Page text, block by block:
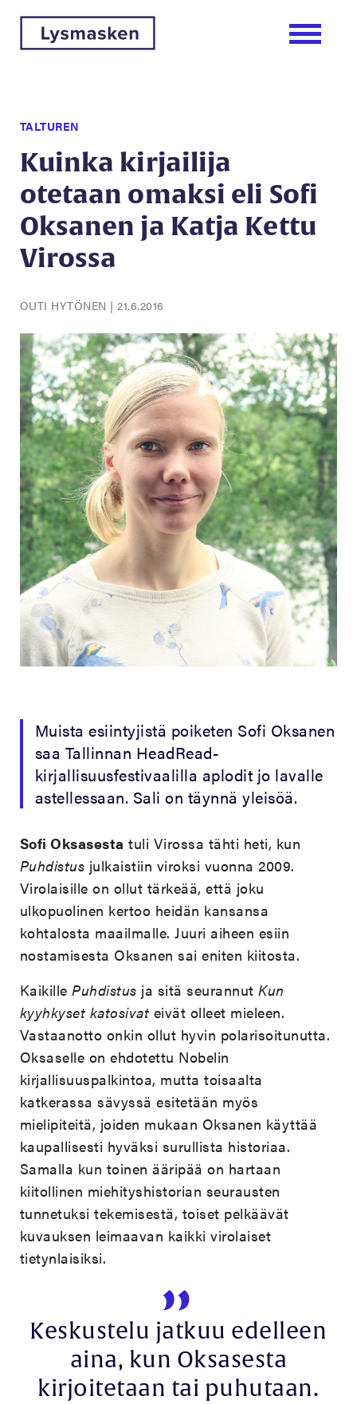
TALTUREN
Kuinka kirjailija
otetaan omaksi eli Sofi
Oksanen ja Katja Kettu
Virossa
OUTI HYTÖNEN |21.6.2016
Muista esiintyjistä poiketen Sofi Oksanen
saa Tallinnan HeadRead-
kirjallisuusfestivaalilla aplodit jo lavalle
astellessaan. Sali on täynnä yleisöä.
Sofi Oksasesta tuli Virossa tähti heti, kun
Puhdistus julkaistiin viroksi vuonna 2009.
Virolaisille on ollut tärkeää, että joku
ulkopuolinen kertoo heidän kansansa
kohtalosta maailmalle. Juuri aiheen esiin
nostamisesta Oksanen sai eniten kiitosta.
KaikillePuhdistus ja sitä seurannutKun
kyyhkyset katosivat eivät olleet mieleen.
Vastaanotto onkin ollut hyvin polarisoitunutta.
Oksaselle on ehdotettu Nobelin
kirjallisuuspalkintoa, mutta toisaalta
katkerassa sävyssä esitetään myös
mielipiteitä, joiden mukaan Oksanen käyttää
kaupallisesti hyväksi surullista historiaa.
Samalla kun toinen ääripää on hartaan
kiitollinen miehityshistorian seurausten
tunnetuksi tekemisestä, toiset pelkäävät
kuvauksen leimaavan kaikki virolaiset
tietynlaisiksi.
Keskustelu jatkuu edelleen
aina, kun Oksasesta
kirjoitetaan tai puhutaan.